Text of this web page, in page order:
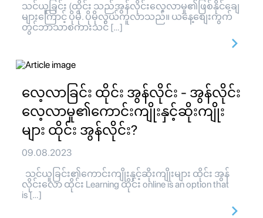
သင်ယူခြင်း (ထိုင်း သည်အွန်လိုင်းလေ့လာမှု၏ဖြစ်နိုင်ချေ
များကြောင့် ပိုမို. ပိုမိုလွယ်ကူလာသည်။ ယနေ့စျေးကွက်
တွင်ဘာသာစကားသင် […]
လေ့လာခြင်း ထိုင်း အွန်လိုင်း - အွန်လိုင်း
လေ့လာမှု၏ကောင်းကျိုးနှင့်ဆိုးကျိုး
များ ထိုင်း အွန်လိုင်း?
09.08.2023
သင်ယူခြင်း၏ကောင်းကျိုးနှင့်ဆိုးကျိုးများ ထိုင်း အွန်
လိုင်းလော ထိုင်း Learning ထိုင်း online is an option that
is […]